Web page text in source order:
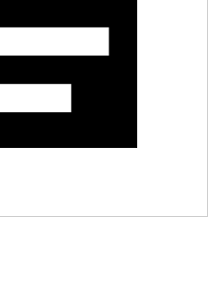
dřeva a umělé hmoty)